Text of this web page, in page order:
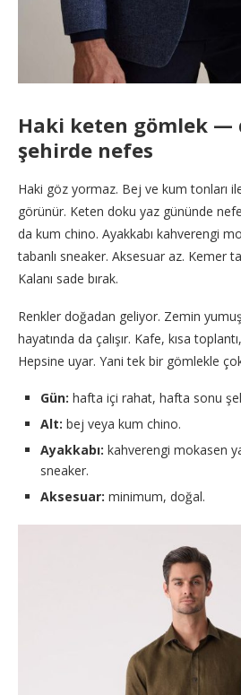
Haki keten gömlek —
şehirde nefes
Haki göz yormaz. Bej ve kum tonları
görünür. Keten doku yaz gününde
da kum chino. Ayakkabı kahverengi
tabanlı sneaker. Aksesuar az. Kemer
Kalanı sade bırak.
Renkler doğadan geliyor. Zemin
hayatında da çalışır. Kafe, kısa
Hepsine uyar. Yani tek bir gömlekle
Gün: hafta içi rahat, hafta sonu
Alt: bej veya kum chino.
Ayakkabı: kahverengi mokasen
sneaker.
Aksesuar: minimum, doğal.